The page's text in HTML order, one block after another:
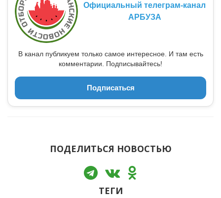
Официальный телеграм-канал
АРБУЗА
В канал публикуем только самое интересное. И там есть
комментарии. Подписывайтесь!
Подписаться
ПОДЕЛИТЬСЯ НОВОСТЬЮ
ТЕГИ